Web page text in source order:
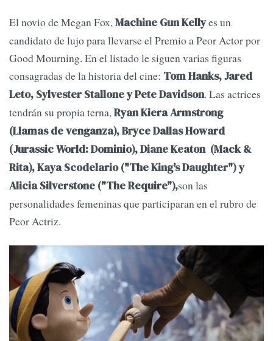
El novio de Megan Fox,Machine Gun Kellyes un
candidato de lujo para llevarse el Premio a Peor Actor por
Good Mourning. En el listado le siguen varias figuras
consagradas de la historia del cine: Tom Hanks, Jared
Leto, Sylvester Stallone y Pete Davidson. Las actrices
tendrán su propia terna,Ryan Kiera Armstrong
(Llamas de venganza), Bryce Dallas Howard
(Jurassic World: Dominio), Diane Keaton (Mack &
Rita), Kaya Scodelario ("The King's Daughter") y
Alicia Silverstone ("The Require"),son las
personalidades femeninas que participaran en el rubro de
Peor Actriz.